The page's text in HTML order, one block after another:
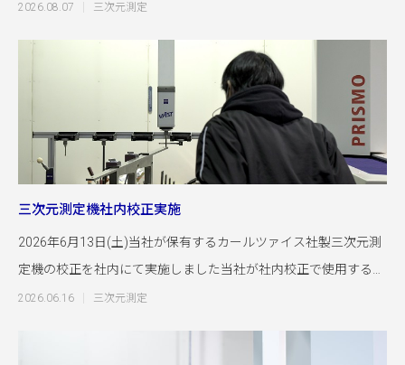
な駆動部品の交
2026.08.07 三次元測定
三次元測定機社内校正実施
2026年6月13日(土)当社が保有するカールツァイス社製三次元測
定機の校正を社内にて実施しました当社が社内校正で使用するブ
ロッ
2026.06.16 三次元測定